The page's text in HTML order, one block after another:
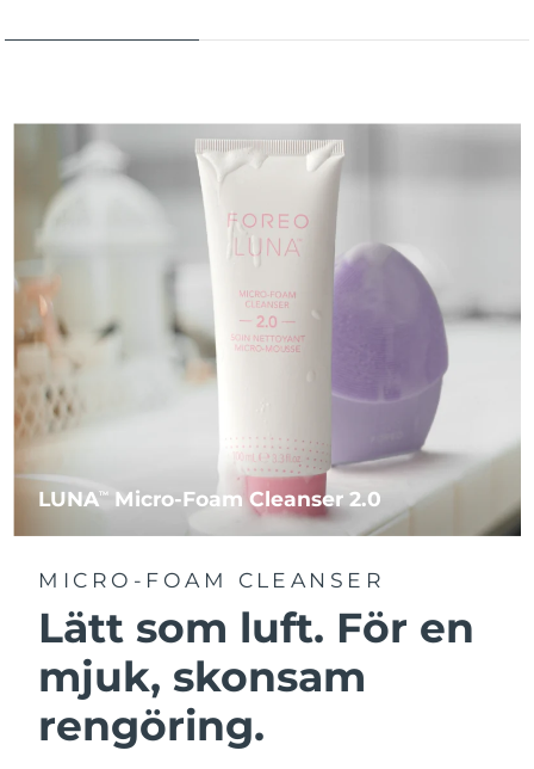
LUNATM Micro-Foam Cleanser 2.0
MICRO-FOAM CLEANSER
Lätt som luft. För en
mjuk, skonsam
rengöring.